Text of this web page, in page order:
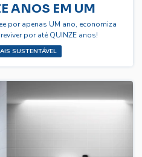
ANOS EM UM
por apenas UM ano, economiza
por até QUINZE anos!
SUSTENTÁVEL